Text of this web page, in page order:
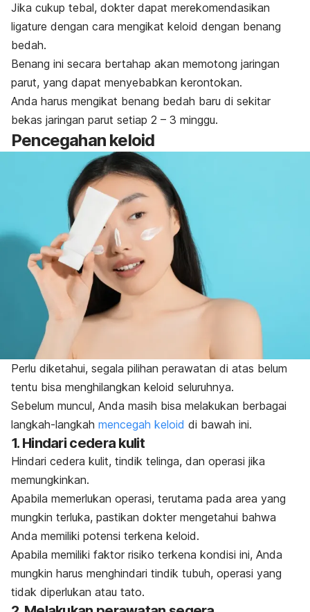
Jika cukup tebal, dokter dapat merekomendasikan
ligature dengan cara mengikat keloid dengan benang
bedah.
Benang ini secara bertahap akan memotong jaringan
parut, yang dapat menyebabkan kerontokan.
Anda harus mengikat benang bedah baru di sekitar
bekas jaringan parut setiap 2 – 3 minggu.
Pencegahan keloid
Perlu diketahui, segala pilihan perawatan di atas belum
tentu bisa menghilangkan keloid seluruhnya.
Sebelum muncul, Anda masih bisa melakukan berbagai
langkah-langkah mencegah keloid di bawah ini.
1. Hindari cedera kulit
Hindari cedera kulit, tindik telinga, dan operasi jika
memungkinkan.
Apabila memerlukan operasi, terutama pada area yang
mungkin terluka, pastikan dokter mengetahui bahwa
Anda memiliki potensi terkena keloid.
Apabila memiliki faktor risiko terkena kondisi ini, Anda
mungkin harus menghindari tindik tubuh, operasi yang
tidak diperlukan atau tato.